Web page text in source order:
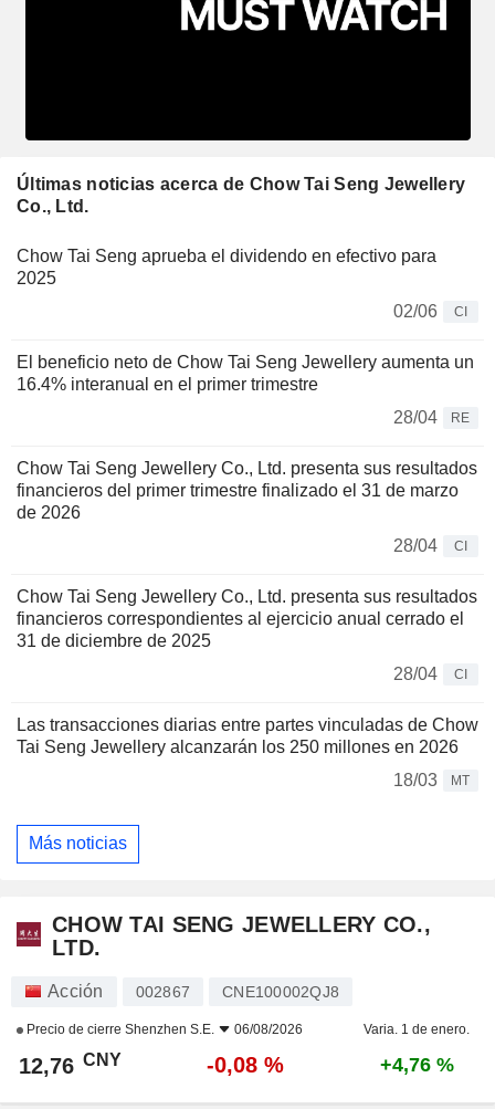
Últimas noticias acerca de Chow Tai Seng Jewellery
Co., Ltd.
Chow Tai Seng aprueba el dividendo en efectivo para
2025
02/06
CI
El beneficio neto de Chow Tai Seng Jewellery aumenta un
16.4% interanual en el primer trimestre
28/04
RE
Chow Tai Seng Jewellery Co., Ltd. presenta sus resultados
financieros del primer trimestre finalizado el 31 de marzo
de 2026
28/04
CI
Chow Tai Seng Jewellery Co., Ltd. presenta sus resultados
financieros correspondientes al ejercicio anual cerrado el
31 de diciembre de 2025
28/04
CI
Las transacciones diarias entre partes vinculadas de Chow
Tai Seng Jewellery alcanzarán los 250 millones en 2026
18/03
MT
Más noticias
CHOW TAI SENG JEWELLERY CO.,
LTD.
Acción 002867 CNE100002QJ8
Precio de cierre Shenzhen S.E. 06/08/2026 Varia. 1 de enero.
12,76 CNY -0,08 % +4,76 %